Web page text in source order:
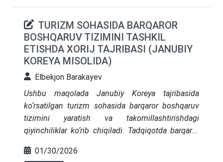
have been provided. The presented results can be
used to develop regional strategies and practical
solutions in the agro-industrial sector
TURIZM SOHASIDA BARQAROR
BOSHQARUV TIZIMINI TASHKIL
ETISHDA XORIJ TAJRIBASI (JANUBIY
KOREYA MISOLIDA)
Elbekjon Barakayev
Ushbu maqolada Janubiy Koreya tajribasida
ko‘rsatilgan turizm sohasida barqaror boshqaruv
tizimini yaratish va takomillashtirishdagi
qiyinchiliklar ko‘rib chiqiladi. Tadqiqotda barqaror
xususiy sheriklik, raqamli boshqaruv strategiyalari
01/30/2026